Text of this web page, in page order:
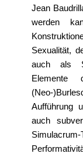
Jean
werden
Sexualität,
auch als
Elemente
(Neo-
Aufführung
auch